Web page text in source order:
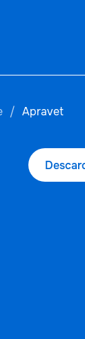
Apravet